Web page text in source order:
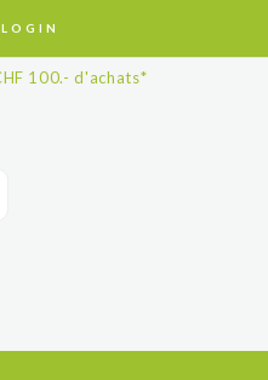
LOGIN
100.- d'achats*